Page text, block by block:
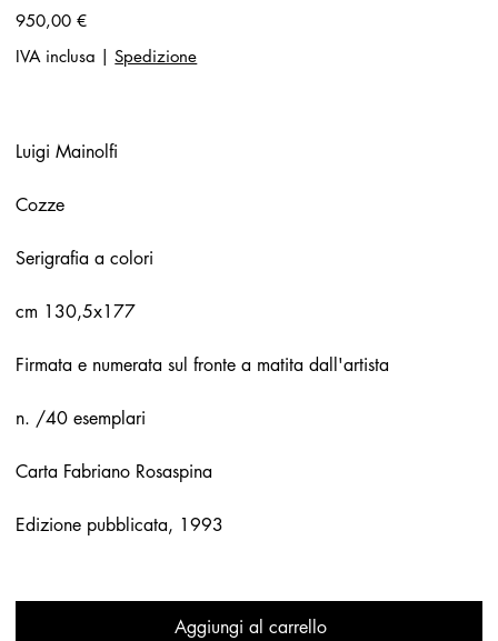
Prezzo
950,00 €
IVA inclusa
Spedizione
Luigi Mainolfi
Cozze
Serigrafia a colori
cm 130,5x177
Firmata e numerata sul fronte a matita dall'artista
n. /40 esemplari
Carta Fabriano Rosaspina
Edizione pubblicata, 1993
Aggiungi al carrello